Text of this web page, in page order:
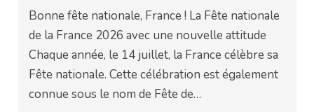
Bonne fête nationale, France ! La Fête nationale
de la France 2026 avec une nouvelle attitude
Chaque année, le 14 juillet, la France célèbre sa
Fête nationale. Cette célébration est également
connue sous le nom de Fête de…